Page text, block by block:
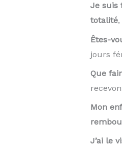
Je suis
totalité,
Êtes-
jours
Que
Mon
J’ai le